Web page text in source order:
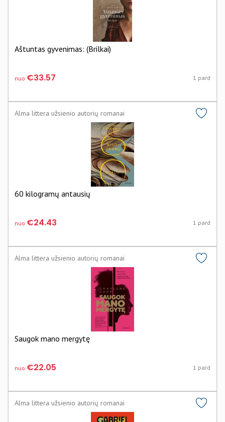
Aštuntas gyvenimas: (Brilkai)
nuo €33.57 1 pard
Alma littera užsienio autorių romanai
60 kilogramų antausių
nuo €24.43 1 pard
Alma littera užsienio autorių romanai
Saugok mano mergytę
nuo €22.05 1 pard
Alma littera užsienio autorių romanai